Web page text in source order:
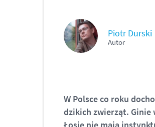
Piotr Durski
Autor
W Polsce co roku
dzikich zwierząt. Ginie